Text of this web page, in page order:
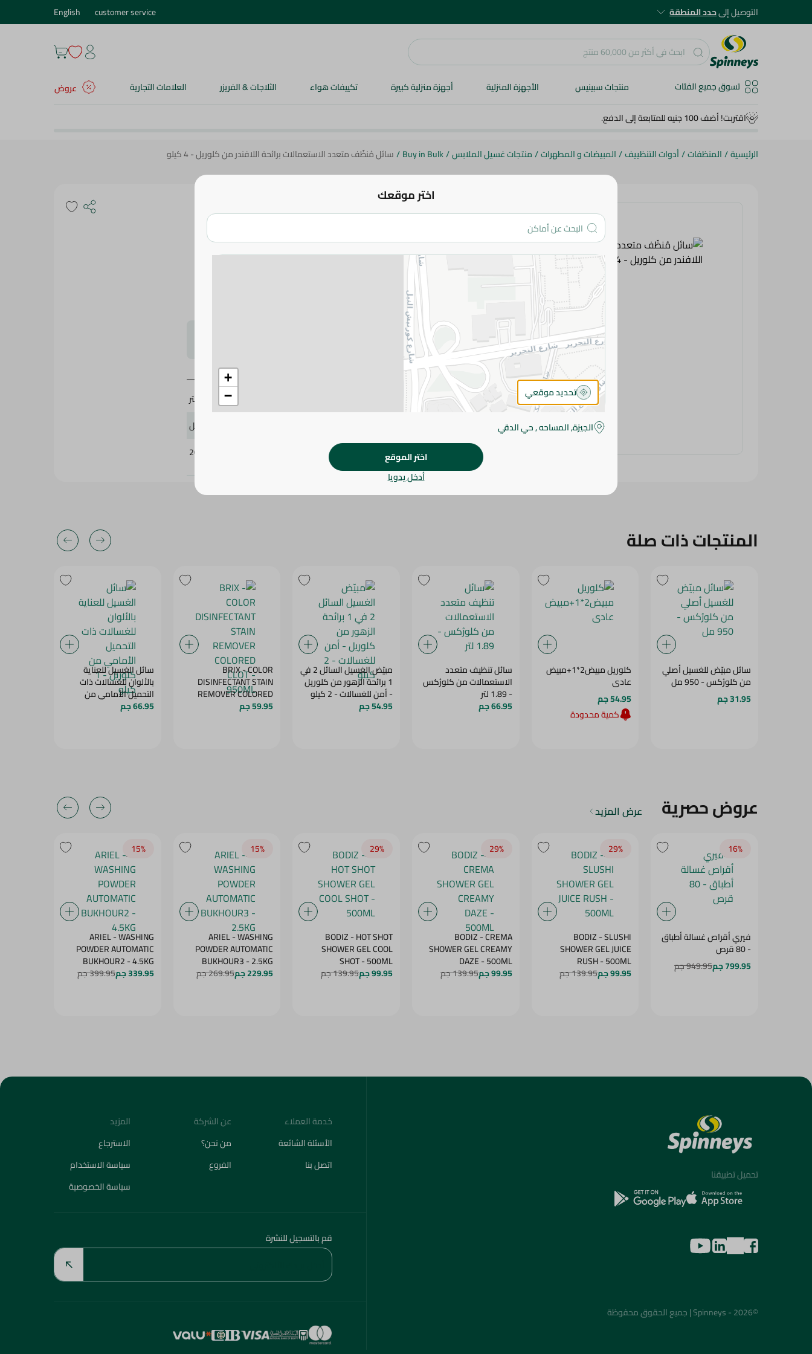
التوصيل إلىحدد المنطقة customer service
English
تسوق جميع الفئات منتجات سبينيس الأجهزة المنزلية أجهزة منزلية كبيرة تكييفات هواء الثلاجات & الفريزر العلامات التجارية
عروض
اقتربت! أضف 100 جنيه للمتابعة إلى الدفع.
الرئيسية/المنظفات/أدوات التنظييف/المبيضات و المطهرات/منتجات غسيل الملابس/
Buy in Bulk
/سائل مُنظّف متعدد الاستعمالات برائحة اللافندر من كلوريل - 4 كيلو
سائل مُنظّف متعدد الاستعمالات برائحة اللافندر من
124.95 جم
يرجى الملاحظة:
طفيف. قد يتغير التعبئة بناءً على التوفر.
المواصفات
الحجم
كلوريل
209489
المنتجات ذات صلة
سائل مبيّض للغسيل أصلي
من كلورُكس - 950 مل
31.95 جم
كلوريل مبيض2*1+مبيض
عادى
54.95 جم
كمية محدودة
سائل تنظيف متعدد
الاستعمالات من كلورُكس
- 1.89 لتر
66.95 جم
مبيّض الغسيل السائل 2 في
1 برائحة الزهور من كلوريل
- أمن للغسالات - 2 كيلو
54.95 جم
BRIX - COLOR
DISINFECTANT STAIN
REMOVER COLORED
CLOT - 950ML
59.95 جم
سائل الغسيل للعناية
بالألوان للغسالات ذات
التحميل الأمامي من
كلوريل - 1 كيلو
66.95 جم
عروض حصرية عرض المزيد
16‎%‎
فيري أقراص غسالة أطباق
- 80 قرص
799.95 جم
949.95 جم
29‎%‎
BODIZ - SLUSHI
SHOWER GEL JUICE
RUSH - 500ML
99.95 جم 139.95 جم
29‎%‎
BODIZ - CREMA
SHOWER GEL CREAMY
DAZE - 500ML
99.95 جم 139.95 جم
29‎%‎
BODIZ - HOT SHOT
SHOWER GEL COOL
SHOT - 500ML
99.95 جم 139.95 جم
15‎%‎
ARIEL - WASHING
POWDER AUTOMATIC
BUKHOUR3 - 2.5KG
229.95 جم 269.95 جم
15‎%‎
ARIEL - WASHING
POWDER AUTOMATIC
BUKHOUR2 - 4.5KG
339.95 جم 399.95 جم
اختر موقعك
+
−
تحديد موقعي
الجيزة, المساحه , حي الدقي
اختر الموقع
أدخل يدويا
تحميل تطبيقنا
©2026 - Spinneys | جميع الحقوق محفوظة
خدمة العملاء
الأسئلة الشائعة
اتصل بنا
عن الشركة
من نحن؟
الفروع
المزيد
الاسترجاع
سياسة الاستخدام
سياسة الخصوصية
قم بالتسجيل للنشرة